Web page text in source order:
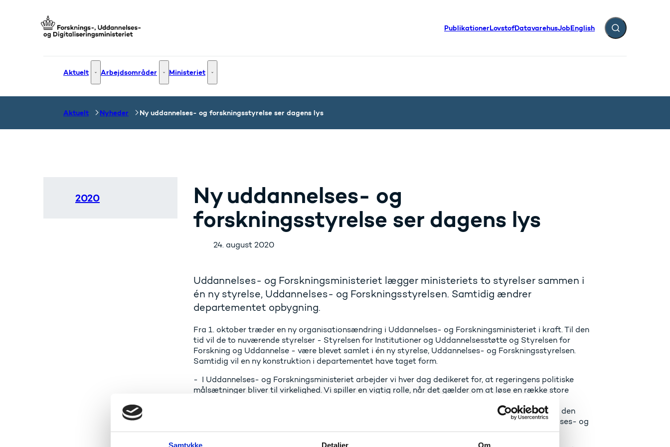
PublikationerLovstofDatavarehusJobEnglish Fold søgefelt ud
Aktuelt Aktuelt - Flere links
Arbejdsområder Arbejdsområder - Flere links
Ministeriet Ministeriet - Flere links
Aktuelt Nyheder Ny uddannelses- og forskningsstyrelse ser dagens lys
2020
Ny uddannelses- og
forskningsstyrelse ser dagens lys
24. august 2020
Uddannelses- og Forskningsministeriet lægger ministeriets to styrelser sammen i
én ny styrelse, Uddannelses- og Forskningsstyrelsen. Samtidig ændrer
departementet opbygning.
Fra 1. oktober træder en ny organisationsændring i Uddannelses- og Forskningsministeriet i kraft. Til den
tid vil de to nuværende styrelser - Styrelsen for Institutioner og Uddannelsesstøtte og Styrelsen for
Forskning og Uddannelse - være blevet samlet i én ny styrelse, Uddannelses- og Forskningsstyrelsen.
Samtidig vil en ny konstruktion i departementet have taget form.
- I Uddannelses- og Forskningsministeriet arbejder vi hver dag dedikeret for, at regeringens politiske
målsætninger bliver til virkelighed. Vi spiller en vigtig rolle, når det gælder om at løse en række store
sammen. Den nye organisering er en naturlig videreudvikling af ministeriet, og jeg tror på, at vi på den
måde kan løse vores opgaver endnu bedre, siger Hanne Meldgaard, departementschef i Uddannelses- og
Forskningsministeriet.